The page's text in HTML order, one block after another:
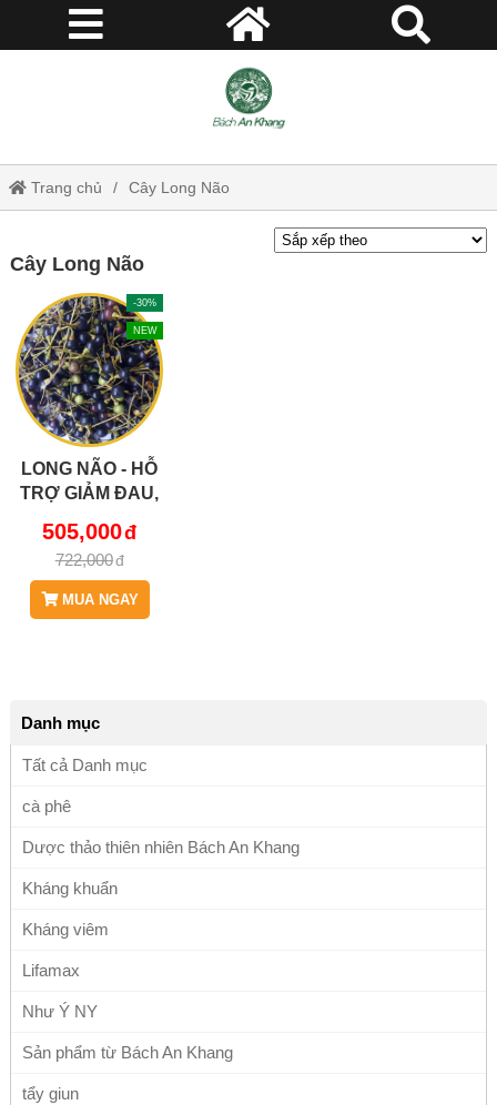
Trang chủ Cây Long Não
Cây Long Não
-30%
NEW
LONG NÃO - HỖ
TRỢ GIẢM ĐAU,
SƯNG, CÓ TÁC
DỤNG TỐT KHI
BỊ NHIỄM
TRÙNG DA
505,000
722,000
MUA NGAY
Danh mục
Tất cả Danh mục
cà phê
Dược thảo thiên nhiên Bách An Khang
Kháng khuẩn
Kháng viêm
Lifamax
Như Ý NY
Sản phẩm từ Bách An Khang
tẩy giun